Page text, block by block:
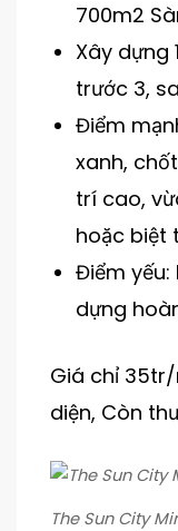
700m2
Xây dựng
trước 3,
Điểm
xanh,
trí cao,
hoặc biệt
Điểm yếu:
dựng
Giá chỉ 35tr/
diện, Còn
The Sun City